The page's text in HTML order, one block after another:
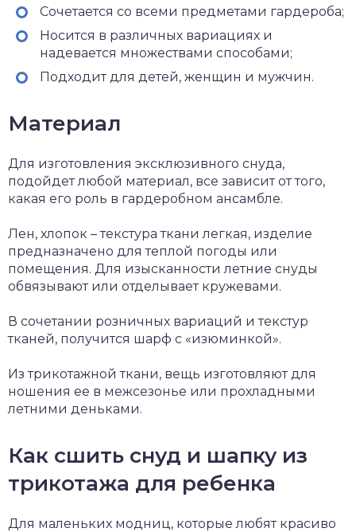
Сочетается со всеми предметами гардероба;
Носится в различных вариациях и
надевается множествами способами;
Подходит для детей, женщин и мужчин.
Материал
Для изготовления эксклюзивного снуда,
подойдет любой материал, все зависит от того,
какая его роль в гардеробном ансамбле.
Лен, хлопок – текстура ткани легкая, изделие
предназначено для теплой погоды или
помещения. Для изысканности летние снуды
обвязывают или отделывает кружевами.
В сочетании розничных вариаций и текстур
тканей, получится шарф с «изюминкой».
Из трикотажной ткани, вещь изготовляют для
ношения ее в межсезонье или прохладными
летними деньками.
Как сшить снуд и шапку из
трикотажа для ребенка
Для маленьких модниц, которые любят красиво